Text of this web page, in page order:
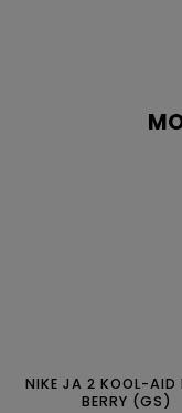
NIKE JA 2 KOOL-AID
BERRY (GS)